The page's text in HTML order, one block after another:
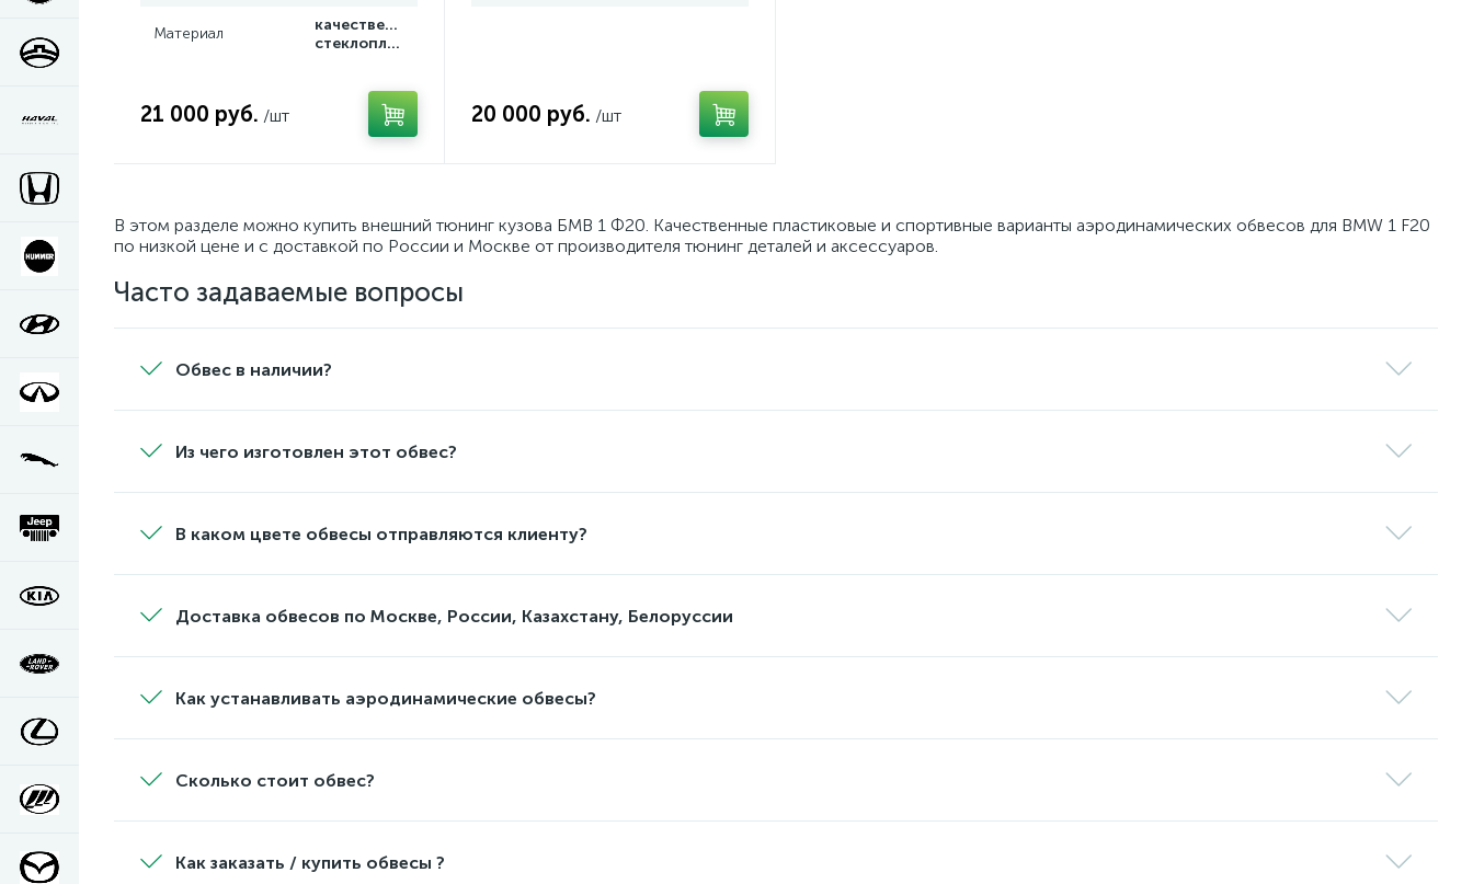
Материал
качественный
стеклопластик
21 000 руб. /шт 20 000 руб. /шт
В этом разделе можно купить внешний тюнинг кузова БМВ 1 Ф20. Качественные пластиковые и спортивные варианты аэродинамических обвесов для BMW 1 F20
по низкой цене и с доставкой по России и Москве от производителя тюнинг деталей и аксессуаров.
Часто задаваемые вопросы
Обвес в наличии?
Из чего изготовлен этот обвес?
В каком цвете обвесы отправляются клиенту?
Доставка обвесов по Москве, России, Казахстану, Белоруссии
Как устанавливать аэродинамические обвесы?
Сколько стоит обвес?
Как заказать / купить обвесы ?